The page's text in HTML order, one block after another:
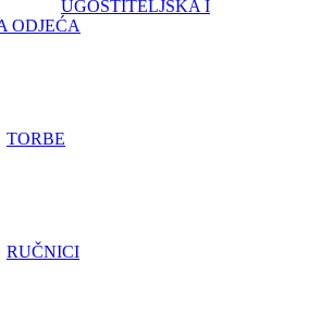
UGOSTITELJSKA I
ODJEĆA
TORBE
RUČNICI